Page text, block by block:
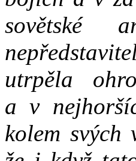
sovětské
utrpěla
a v
kolem svých